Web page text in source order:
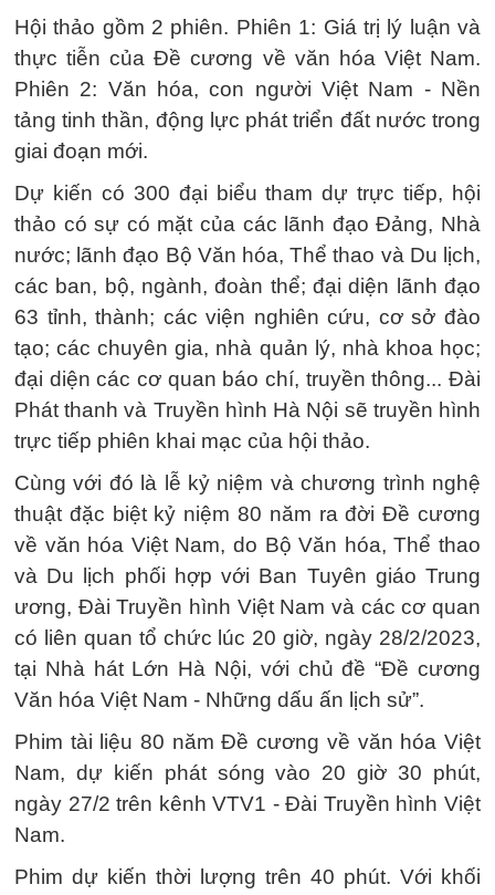
Hội thảo gồm 2 phiên. Phiên 1: Giá trị lý luận và
thực tiễn của Đề cương về văn hóa Việt Nam.
Phiên 2: Văn hóa, con người Việt Nam - Nền
tảng tinh thần, động lực phát triển đất nước trong
giai đoạn mới.
Dự kiến có 300 đại biểu tham dự trực tiếp, hội
thảo có sự có mặt của các lãnh đạo Đảng, Nhà
nước; lãnh đạo Bộ Văn hóa, Thể thao và Du lịch,
các ban, bộ, ngành, đoàn thể; đại diện lãnh đạo
63 tỉnh, thành; các viện nghiên cứu, cơ sở đào
tạo; các chuyên gia, nhà quản lý, nhà khoa học;
đại diện các cơ quan báo chí, truyền thông... Đài
Phát thanh và Truyền hình Hà Nội sẽ truyền hình
trực tiếp phiên khai mạc của hội thảo.
Cùng với đó là lễ kỷ niệm và chương trình nghệ
thuật đặc biệt kỷ niệm 80 năm ra đời Đề cương
về văn hóa Việt Nam, do Bộ Văn hóa, Thể thao
và Du lịch phối hợp với Ban Tuyên giáo Trung
ương, Đài Truyền hình Việt Nam và các cơ quan
có liên quan tổ chức lúc 20 giờ, ngày 28/2/2023,
tại Nhà hát Lớn Hà Nội, với chủ đề “Đề cương
Văn hóa Việt Nam - Những dấu ấn lịch sử”.
Phim tài liệu 80 năm Đề cương về văn hóa Việt
Nam, dự kiến phát sóng vào 20 giờ 30 phút,
ngày 27/2 trên kênh VTV1 - Đài Truyền hình Việt
Nam.
Phim dự kiến thời lượng trên 40 phút. Với khối